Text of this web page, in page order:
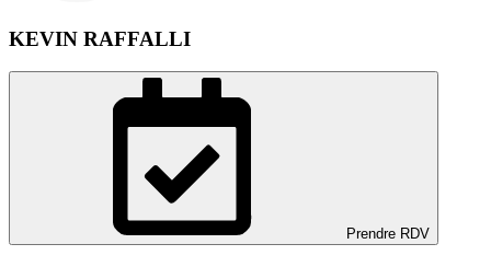
KEVIN RAFFALLI
Prendre RDV